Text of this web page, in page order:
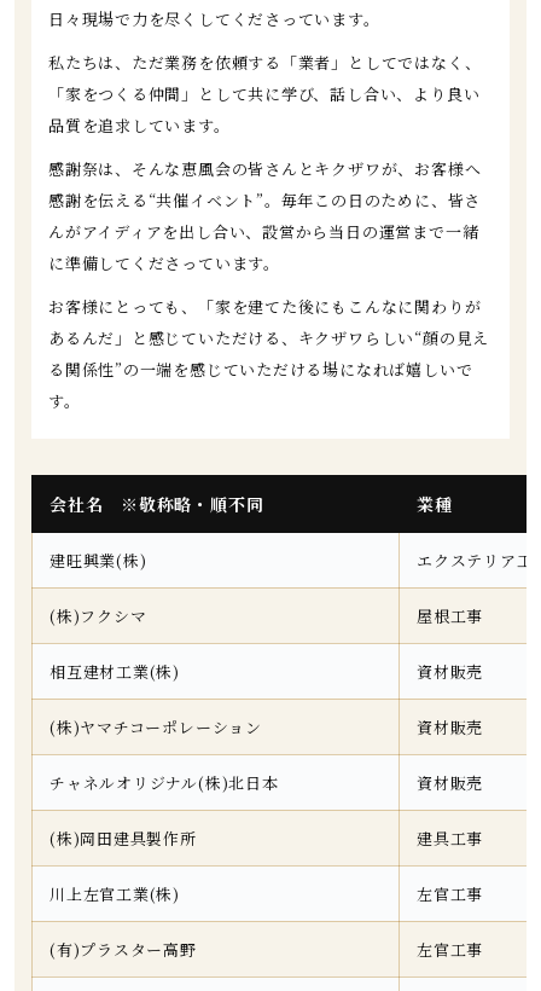
日々現場で力を尽くしてくださっています。
私たちは、ただ業務を依頼する「業者」としてではなく、
「家をつくる仲間」として共に学び、話し合い、より良い
品質を追求しています。
感謝祭は、そんな恵風会の皆さんとキクザワが、お客様へ
感謝を伝える“共催イベント”。毎年この日のために、皆さ
んがアイディアを出し合い、設営から当日の運営まで一緒
に準備してくださっています。
お客様にとっても、「家を建てた後にもこんなに関わりが
あるんだ」と感じていただける、キクザワらしい“顔の見え
る関係性”の一端を感じていただける場になれば嬉しいで
す。
会社名 ※敬称略・順不同 業種
建旺興業(株) エクステリア工
(株)フクシマ 屋根工事
相互建材工業(株) 資材販売
(株)ヤマチコーポレーション 資材販売
チャネルオリジナル(株)北日本 資材販売
(株)岡田建具製作所 建具工事
川上左官工業(株) 左官工事
(有)プラスター高野 左官工事